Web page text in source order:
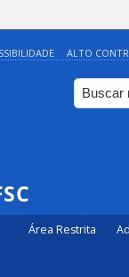
ALTO
Área Restrita